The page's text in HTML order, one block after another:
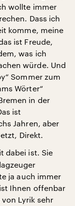
wollte immer
Dass ich
komme, meine
ist Freude,
was ich
würde. Und
Sommer zum
Wörter“
in der
ist
Jahren, aber
Direkt.
dabei ist. Sie
ja auch immer
Ihnen offenbar
Lyrik sehr